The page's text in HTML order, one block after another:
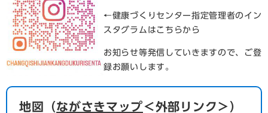
←健康づくりセンター指定管理者のイン
スタグラムはこちらから
お知らせ等発信していきますので、ご登
録お願いします。
地図（ながさきマップ＜外部リンク＞ ）